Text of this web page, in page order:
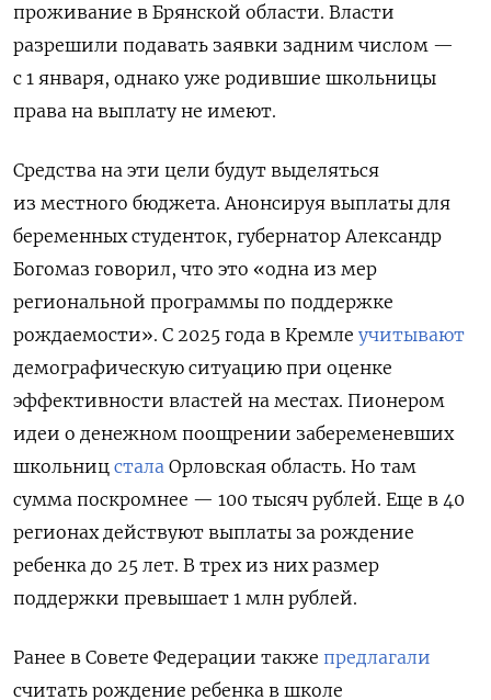
проживание в Брянской области. Власти
разрешили подавать заявки задним числом —
с 1 января, однако уже родившие школьницы
права на выплату не имеют.
Средства на эти цели будут выделяться
из местного бюджета.Анонсируя выплаты для
беременных студенток, губернатор Александр
Богомаз говорил, что это «одна из мер
региональной программы по поддержке
рождаемости». С 2025 года в Кремле учитывают
демографическую ситуацию при оценке
эффективности властей на местах. Пионером
идеи о денежном поощрении забеременевших
школьниц стала Орловская область. Но там
сумма поскромнее — 100 тысяч рублей. Еще в 40
регионах действуют выплаты за рождение
ребенка до 25 лет. В трех из них размер
поддержки превышает 1 млн рублей.
Ранее в Совете Федерации также предлагали
считать рождение ребенка в школе